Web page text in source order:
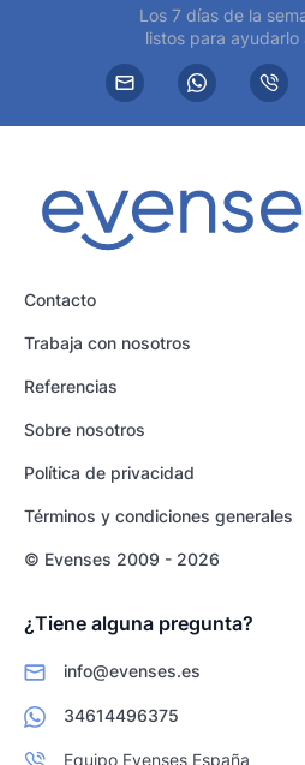
Los 7 días de la
listos para
Contacto
Trabaja con nosotros
Referencias
Sobre nosotros
Política de privacidad
Términos y condiciones generales
© Evenses 2009 - 2026
¿Tiene alguna pregunta?
info@evenses.es
34614496375
Equipo Evenses España